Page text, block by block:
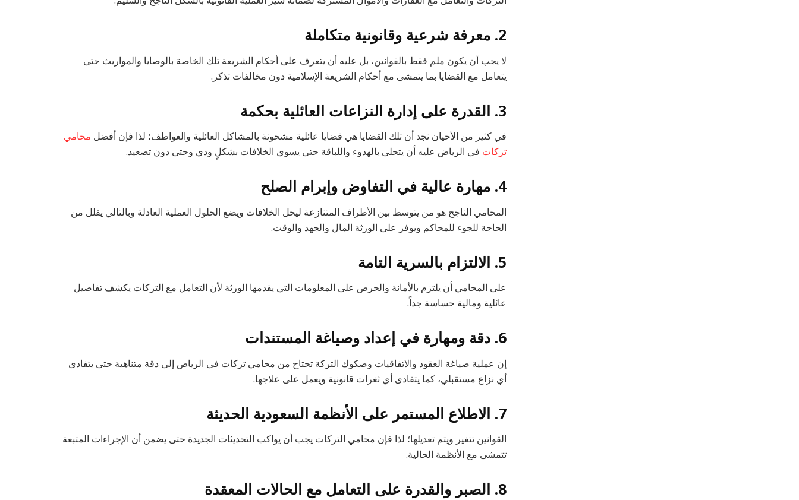
2. معرفة شرعية وقانونية متكاملة
لا يجب أن يكون ملم فقط بالقوانين، بل عليه أن يتعرف على أحكام الشريعة تلك الخاصة بالوصايا والمواريث حتى
يتعامل مع القضايا بما يتمشى مع أحكام الشريعة الإسلامية دون مخالفات تذكر.
3. القدرة على إدارة النزاعات العائلية بحكمة
في كثير من الأحيان نجد أن تلك القضايا هي قضايا عائلية مشحونة بالمشاكل العائلية والعواطف؛ لذا فإن أفضل محامي
تركات في الرياض عليه أن يتحلى بالهدوء واللباقة حتى يسوي الخلافات بشكلٍ ودي وحتى دون تصعيد.
4. مهارة عالية في التفاوض وإبرام الصلح
المحامي الناجح هو من يتوسط بين الأطراف المتنازعة ليحل الخلافات ويضع الحلول العملية العادلة وبالتالي يقلل من
الحاجة للجوء للمحاكم ويوفر على الورثة المال والجهد والوقت.
5. الالتزام بالسرية التامة
على المحامي أن يلتزم بالأمانة والحرص على المعلومات التي يقدمها الورثة لأن التعامل مع التركات يكشف تفاصيل
عائلية ومالية حساسة جداً.
6. دقة ومهارة في إعداد وصياغة المستندات
إن عملية صياغة العقود والاتفاقيات وصكوك التركة تحتاح من محامي تركات في الرياض إلى دقة متناهية حتى يتفادى
أي نزاع مستقبلي، كما يتفادى أي ثغرات قانونية ويعمل على علاجها.
7. الاطلاع المستمر على الأنظمة السعودية الحديثة
القوانين تتغير ويتم تعديلها؛ لذا فإن محامي التركات يجب أن يواكب التحديثات الجديدة حتى يضمن أن الإجراءات المتبعة
تتمشى مع الأنظمة الحالية.
8. الصبر والقدرة على التعامل مع الحالات المعقدة